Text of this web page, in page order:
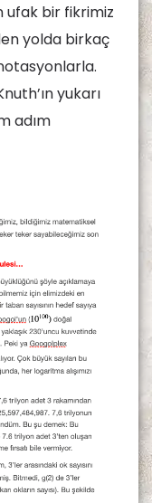
ufak bir fikrimiz
yolda birkaç
yukarı
adım